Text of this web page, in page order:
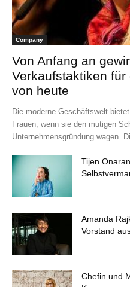
Company
Von Anfang an
Verkaufstaktiken
von heute
Die moderne Geschäftswelt
Frauen, wenn sie den mutigen
Unternehmensgründung wagen.
Tijen
Amanda
Vorstand
Chefin und